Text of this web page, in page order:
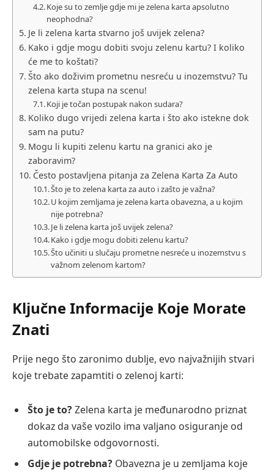
Koje su to zemlje gdje mi je zelena karta apsolutno
neophodna?
Je li zelena karta stvarno još uvijek zelena?
Kako i gdje mogu dobiti svoju zelenu kartu? I koliko
će me to koštati?
Što ako doživim prometnu nesreću u inozemstvu? Tu
zelena karta stupa na scenu!
Koji je točan postupak nakon sudara?
Koliko dugo vrijedi zelena karta i što ako istekne dok
sam na putu?
Mogu li kupiti zelenu kartu na granici ako je
zaboravim?
Često postavljena pitanja za Zelena Karta Za Auto
Što je to zelena karta za auto i zašto je važna?
U kojim zemljama je zelena karta obavezna, a u kojim
nije potrebna?
Je li zelena karta još uvijek zelena?
Kako i gdje mogu dobiti zelenu kartu?
Što učiniti u slučaju prometne nesreće u inozemstvu s
važnom zelenom kartom?
Ključne Informacije Koje Morate
Znati
Prije nego što zaronimo dublje, evo najvažnijih stvari
koje trebate zapamtiti o zelenoj karti:
Što je to?Zelena karta je međunarodno priznat
dokaz da vaše vozilo ima valjano osiguranje od
automobilske odgovornosti.
Gdje je potrebna? Obavezna je u zemljama koje